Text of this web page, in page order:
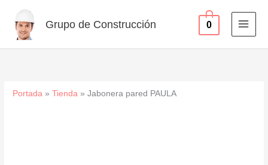
contenido
Grupo de Construcción 0
Portada »Tienda »Jabonera pared PAULA